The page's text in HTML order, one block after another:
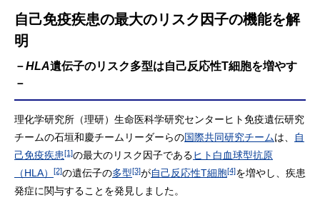
自己免疫疾患の最大のリスク因子の機能を解
明
－HLA遺伝子のリスク多型は自己反応性T細胞を増やす
－
理化学研究所（理研）生命医科学研究センターヒト免疫遺伝研究
チームの石垣和慶チームリーダーらの国際共同研究チームは、
自
己免疫疾患[1]の最大のリスク因子であるヒト白血球型抗原
（HLA）
[2]の遺伝子の多型[3]が自己反応性T細胞[4]を増やし、疾患
発症に関与することを発見しました。